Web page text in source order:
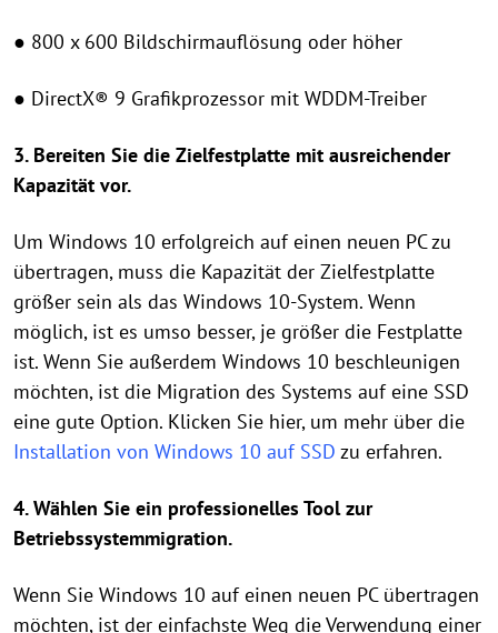
● 800 x 600 Bildschirmauflösung oder höher
● DirectX® 9 Grafikprozessor mit WDDM-Treiber
3. Bereiten Sie die Zielfestplatte mit ausreichender
Kapazität vor.
Um Windows 10 erfolgreich auf einen neuen PC zu
übertragen, muss die Kapazität der Zielfestplatte
größer sein als das Windows 10-System. Wenn
möglich, ist es umso besser, je größer die Festplatte
ist. Wenn Sie außerdem Windows 10 beschleunigen
möchten, ist die Migration des Systems auf eine SSD
eine gute Option. Klicken Sie hier, um mehr über die
Installation von Windows 10 auf SSD zu erfahren.
4. Wählen Sie ein professionelles Tool zur
Betriebssystemmigration.
Wenn Sie Windows 10 auf einen neuen PC übertragen
möchten, ist der einfachste Weg die Verwendung einer